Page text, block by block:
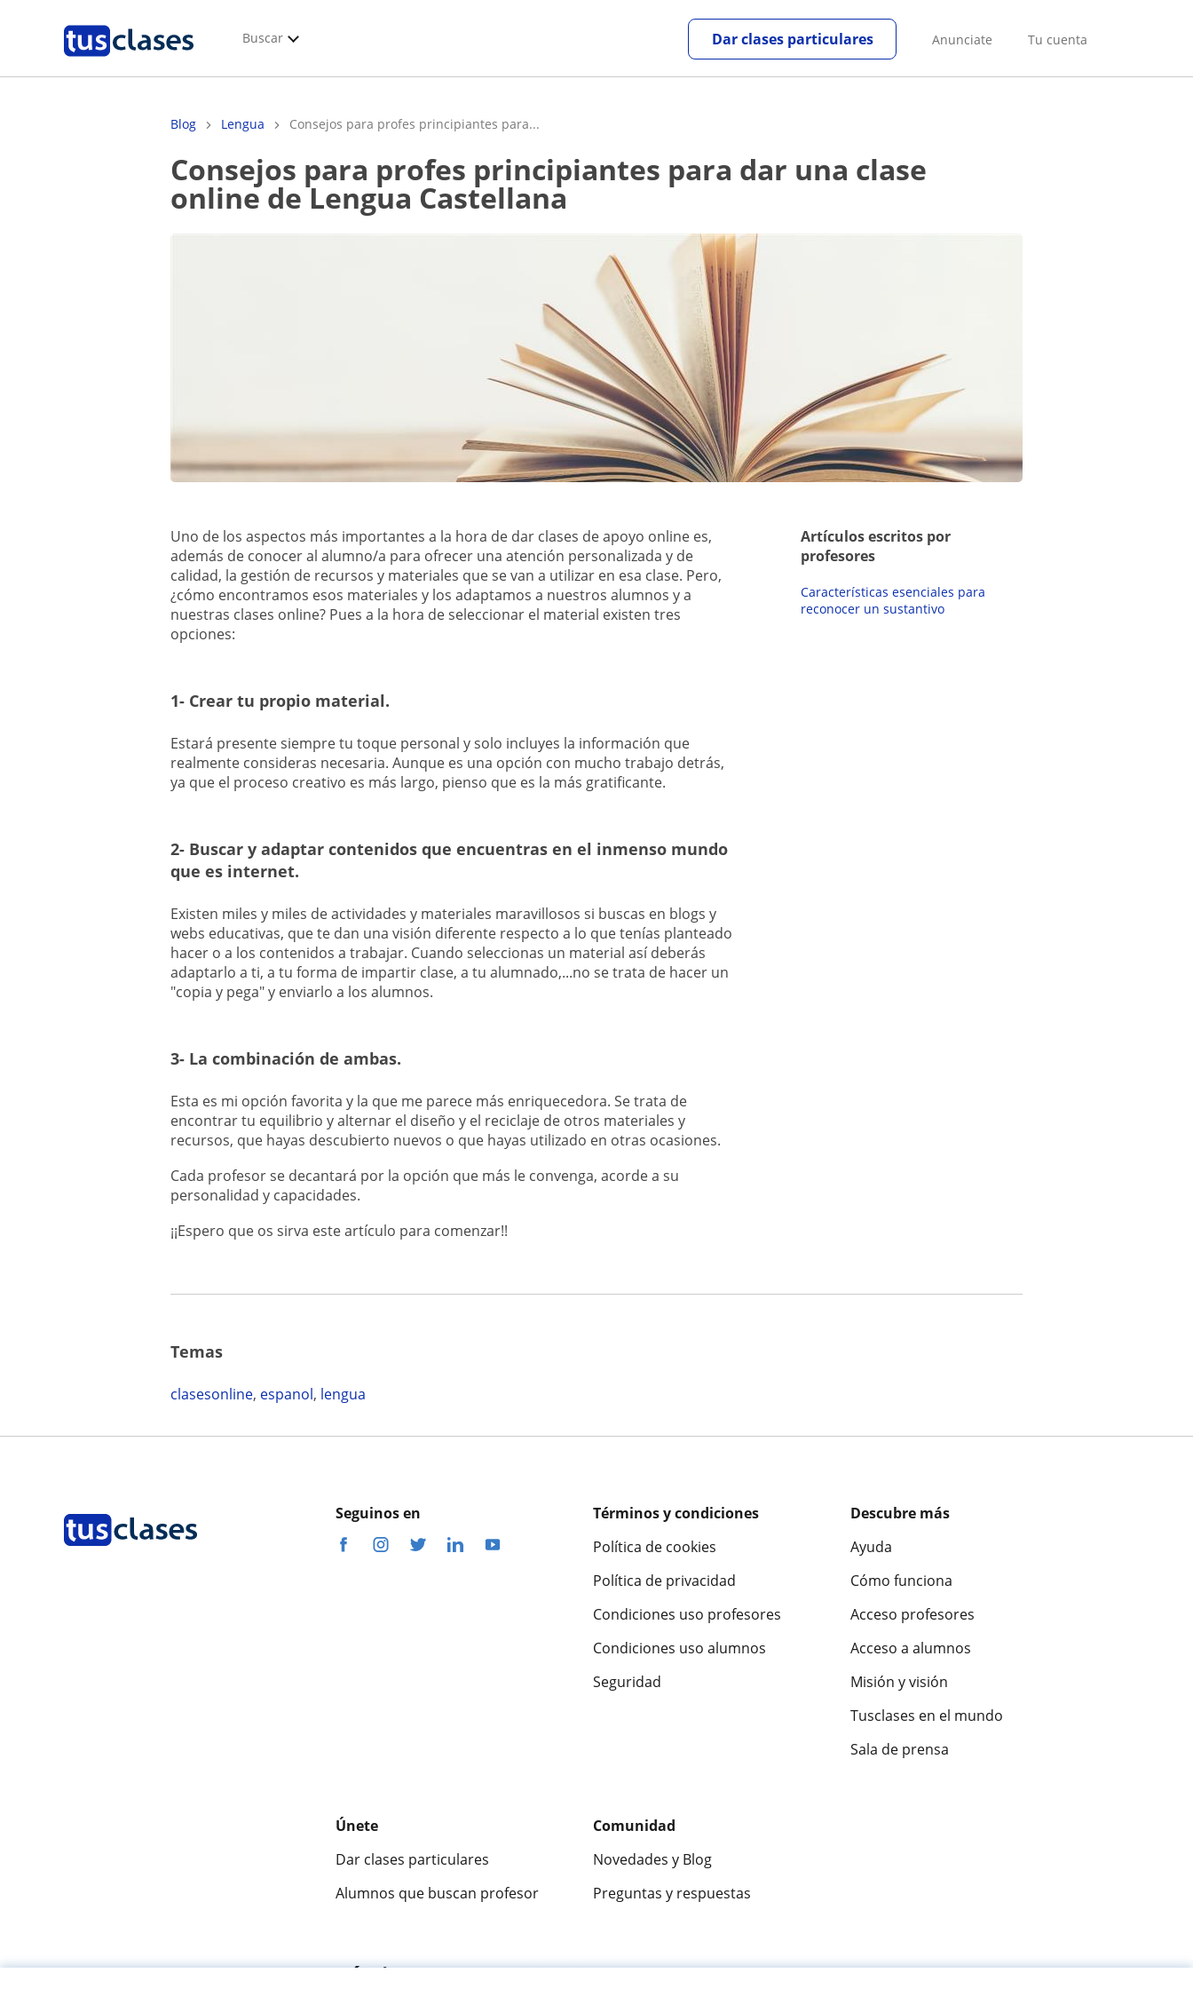
Buscar Anunciate Tu cuenta
Dar clases particulares
Blog Lengua Consejos para profes principiantes para...
Consejos para profes principiantes para dar una clase
online de Lengua Castellana
Uno de los aspectos más importantes a la hora de dar clases de apoyo online es,
además de conocer al alumno/a para ofrecer una atención personalizada y de
calidad, la gestión de recursos y materiales que se van a utilizar en esa clase. Pero,
¿cómo encontramos esos materiales y los adaptamos a nuestros alumnos y a
nuestras clases online? Pues a la hora de seleccionar el material existen tres
opciones:
1- Crear tu propio material.
Estará presente siempre tu toque personal y solo incluyes la información que
realmente consideras necesaria. Aunque es una opción con mucho trabajo detrás,
ya que el proceso creativo es más largo, pienso que es la más gratificante.
2- Buscar y adaptar contenidos que encuentras en el inmenso mundo
que es internet.
Existen miles y miles de actividades y materiales maravillosos si buscas en blogs y
webs educativas, que te dan una visión diferente respecto a lo que tenías planteado
hacer o a los contenidos a trabajar. Cuando seleccionas un material así deberás
adaptarlo a ti, a tu forma de impartir clase, a tu alumnado,...no se trata de hacer un
"copia y pega" y enviarlo a los alumnos.
3- La combinación de ambas.
Esta es mi opción favorita y la que me parece más enriquecedora. Se trata de
encontrar tu equilibrio y alternar el diseño y el reciclaje de otros materiales y
recursos, que hayas descubierto nuevos o que hayas utilizado en otras ocasiones.
Cada profesor se decantará por la opción que más le convenga, acorde a su
personalidad y capacidades.
¡¡Espero que os sirva este artículo para comenzar!!
Artículos escritos por
profesores
Características esenciales para
reconocer un sustantivo
Temas
clasesonline, espanol, lengua
Seguinos en
Términos y condiciones
Política de cookies
Política de privacidad
Condiciones uso profesores
Condiciones uso alumnos
Seguridad
Descubre más
Ayuda
Cómo funciona
Acceso profesores
Acceso a alumnos
Misión y visión
Tusclases en el mundo
Sala de prensa
Únete
Dar clases particulares
Alumnos que buscan profesor
Comunidad
Novedades y Blog
Preguntas y respuestas
Fantástica 9,5/10 ★★★★★